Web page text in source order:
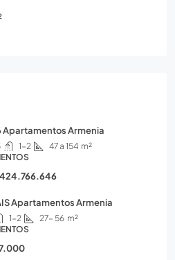
Apartamentos Armenia
1-2 47 a 154 m²
Apartamentos Armenia
1-2 27- 56 m²